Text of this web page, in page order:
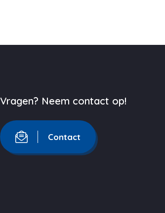
Vragen? Neem contact op!
Contact